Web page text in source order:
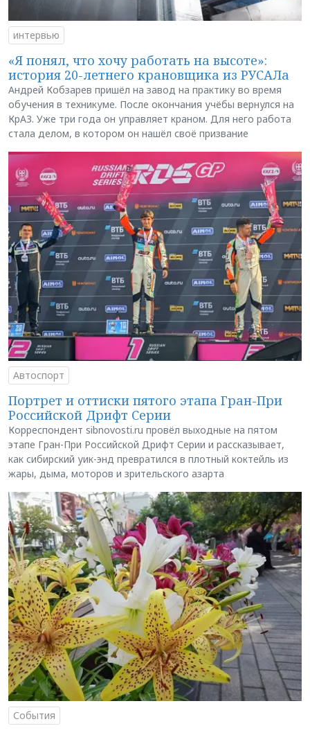
интервью
«Я понял, что хочу работать на высоте»:
история 20-летнего крановщика из РУСАЛа
Андрей Кобзарев пришёл на завод на практику во время
обучения в техникуме. После окончания учёбы вернулся на
КрАЗ. Уже три года он управляет краном. Для него работа
стала делом, в котором он нашёл своё призвание
Автоспорт
Портрет и оттиски пятого этапа Гран-При
Российской Дрифт Серии
Корреспондент sibnovosti.ru провёл выходные на пятом
этапе Гран-При Российской Дрифт Серии и рассказывает,
как сибирский уик-энд превратился в плотный коктейль из
жары, дыма, моторов и зрительского азарта
События